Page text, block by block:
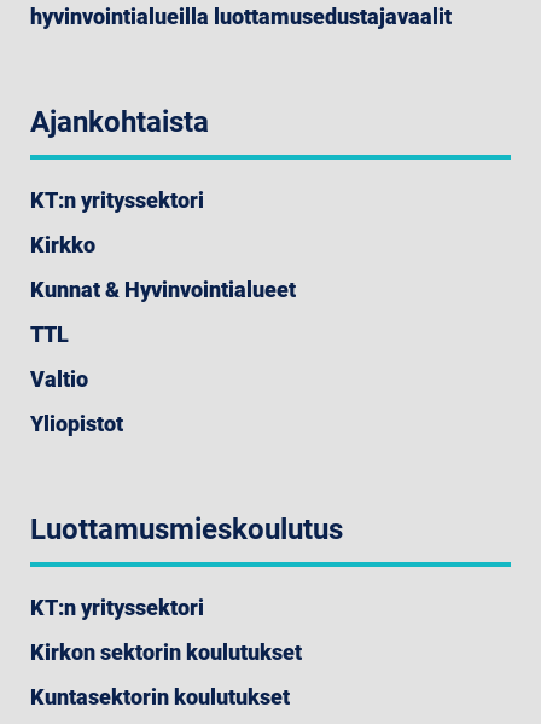
hyvinvointialueilla luottamusedustajavaalit
Ajankohtaista
KT:n yrityssektori
Kirkko
Kunnat & Hyvinvointialueet
TTL
Valtio
Yliopistot
Luottamusmieskoulutus
KT:n yrityssektori
Kirkon sektorin koulutukset
Kuntasektorin koulutukset